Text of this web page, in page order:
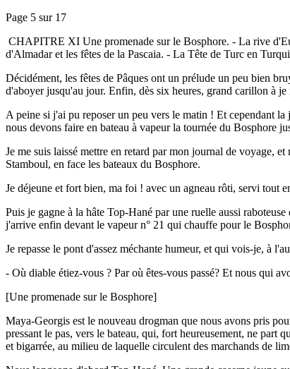
Page 5 sur 17
CHAPITRE XI Une promenade sur le Bosphore. - La rive
d'Almadar et les fêtes de la Pascaia. - La Tête de Turc en
Décidément, les fêtes de Pâques ont un prélude un peu bien
d'aboyer jusqu'au jour. Enfin, dès six heures, grand carillon à
A peine si j'ai pu reposer un peu vers le matin ! Et cependant
nous devons faire en bateau à vapeur la tournée du Bosphore
Je me suis laissé mettre en retard par mon journal de voyage,
Stamboul, en face les bateaux du Bosphore.
Je déjeune et fort bien, ma foi ! avec un agneau rôti, servi tout
Puis je gagne à la hâte Top-Hané par une ruelle aussi
j'arrive enfin devant le vapeur n° 21 qui chauffe pour le
Je repasse le pont d'assez méchante humeur, et qui vois-je, à
- Où diable étiez-vous ? Par où êtes-vous passé? Et nous qui
[Une promenade sur le Bosphore]
Maya-Georgis est le nouveau drogman que nous avons pris
pressant le pas, vers le bateau, qui, fort heureusement, ne part
et bigarrée, au milieu de laquelle circulent des marchands de